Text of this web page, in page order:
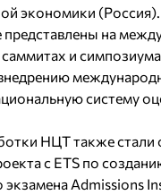
экономики
представлены на
и
систему
НЦТ также стали
с ETS по
экзамена Admissions